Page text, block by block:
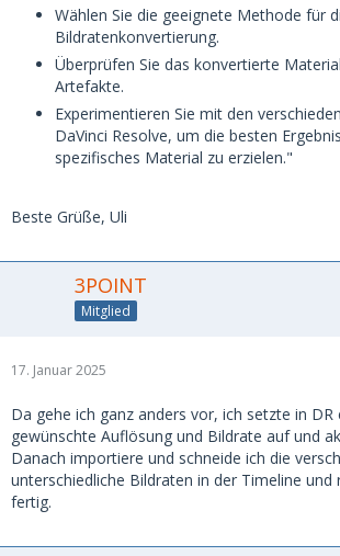
Wählen Sie die geeignete Methode für
Bildratenkonvertierung.
Überprüfen Sie das konvertierte
Artefakte.
Experimentieren Sie mit den
DaVinci Resolve, um die besten
spezifisches Material zu erzielen."
Beste Grüße, Uli
3POINT
Mitglied
17. Januar 2025
Da gehe ich ganz anders vor, ich setzte in
gewünschte Auflösung und Bildrate auf und
Danach importiere und schneide ich die
unterschiedliche Bildraten in der Timeline und
fertig.